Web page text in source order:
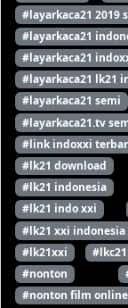
#layarkaca21 2019
#layarkaca21
#layarkaca21
#layarkaca21 lk21
#layarkaca21 semi
#layarkaca21.tv
#link indoxxi
#lk21 download
#lk21 indonesia
#lk21 indo xxi
#lk21 xxi indonesia
#lk21xxi
#lkc21
#nonton
#nonton film online